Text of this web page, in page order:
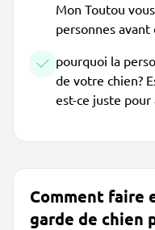
Mon Toutou
personnes avant
pourquoi la
de votre chien?
est-ce juste
Comment faire
garde de chien